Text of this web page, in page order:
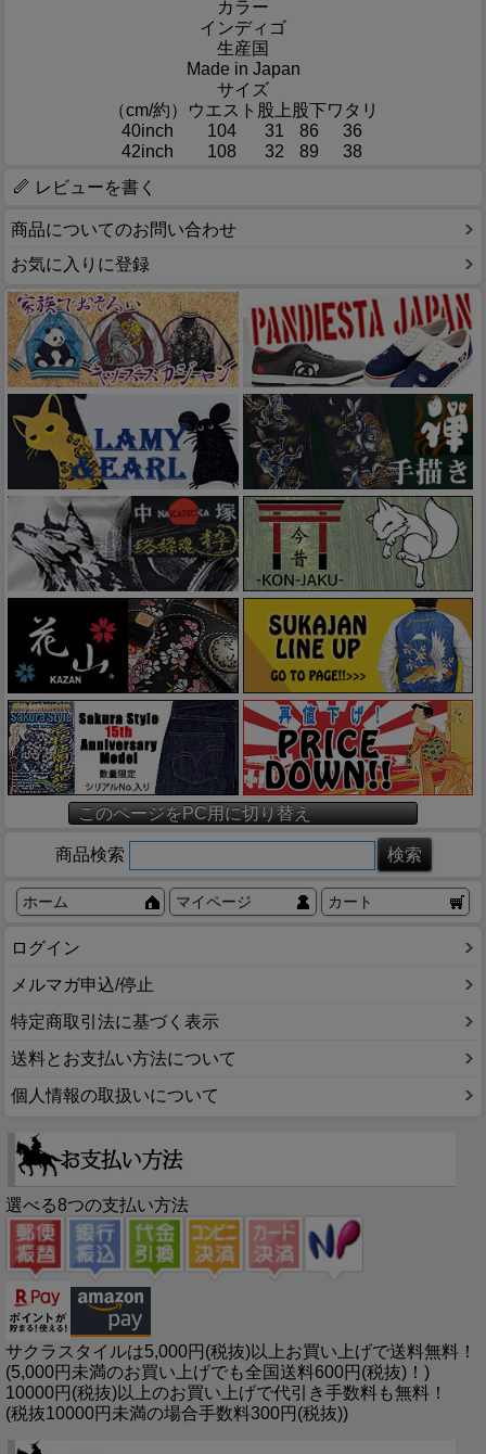
カラー
インディゴ
生産国
Made in Japan
サイズ
（cm/約）
ウエスト 股上 股下ワタリ
40inch
104 31 86
36
42inch
108 32 89
38
レビューを書く
商品についてのお問い合わせ
お気に入りに登録
このページをPC用に切り替え
商品検索
ホーム マイページ カート
ログイン
メルマガ申込/停止
特定商取引法に基づく表示
送料とお支払い方法について
個人情報の取扱いについて
選べる8つの支払い方法
サクラスタイルは5,000円(税抜)以上お買い上げで送料無料！
(5,000円未満のお買い上げでも全国送料600円(税抜)！)
10000円(税抜)以上のお買い上げで代引き手数料も無料！
(税抜10000円未満の場合手数料300円(税抜))